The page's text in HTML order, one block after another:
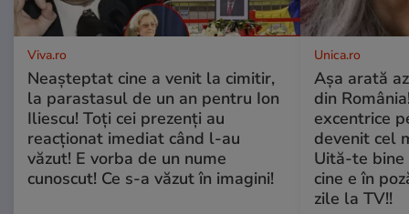
Viva.ro
Neașteptat cine a venit la cimitir,
la parastasul de un an pentru Ion
Iliescu! Toți cei prezenți au
reacționat imediat când l-au
văzut! E vorba de un nume
cunoscut! Ce s-a văzut în imagini!
Unica.ro
Așa arată
din
excentrice
devenit cel
Uită-te bine
cine e în
zile la TV!!